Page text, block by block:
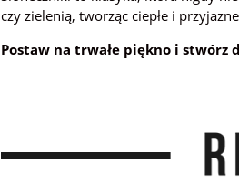
czy zielenią, tworząc ciepłe i
Postaw na trwałe piękno i stwórz